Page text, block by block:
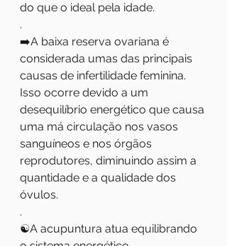
do que o ideal pela idade.
.
➡️A baixa reserva ovariana é
considerada umas das principais
causas de infertilidade feminina.
Isso ocorre devido a um
desequilíbrio energético que causa
uma má circulação nos vasos
sanguíneos e nos órgãos
reprodutores, diminuindo assim a
quantidade e a qualidade dos
óvulos.
.
☯️A acupuntura atua equilibrando